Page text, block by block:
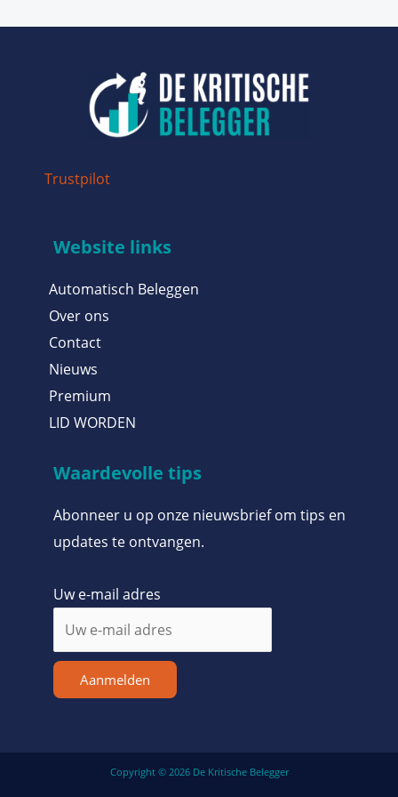
Trustpilot
Website links
Automatisch Beleggen
Over ons
Contact
Nieuws
Premium
LID WORDEN
Waardevolle tips
Abonneer u op onze nieuwsbrief om tips en
updates te ontvangen.
Uw e-mail adres
Aanmelden
Copyright © 2026 De Kritische Belegger